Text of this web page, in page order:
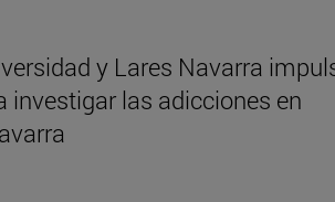
y Lares Navarra
investigar las adicciones en